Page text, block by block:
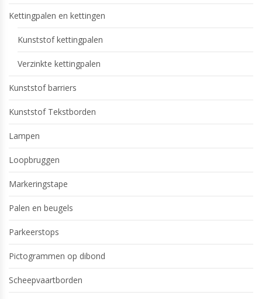
Kettingpalen en kettingen
Kunststof kettingpalen
Verzinkte kettingpalen
Kunststof barriers
Kunststof Tekstborden
Lampen
Loopbruggen
Markeringstape
Palen en beugels
Parkeerstops
Pictogrammen op dibond
Scheepvaartborden